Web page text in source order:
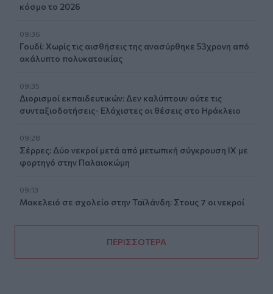
κόσμο το 2026
09:36
Γουδί: Χωρίς τις αισθήσεις της ανασύρθηκε 53χρονη από
ακάλυπτο πολυκατοικίας
09:35
Διορισμοί εκπαιδευτικών: Δεν καλύπτουν ούτε τις
συνταξιοδοτήσεις- Ελάχιστες οι θέσεις στο Ηράκλειο
09:28
Σέρρες: Δύο νεκροί μετά από μετωπική σύγκρουση ΙΧ με
φορτηγό στην Παλαιοκώμη
09:13
Μακελειό σε σχολείο στην Ταϊλάνδη: Στους 7 οι νεκροί
ΠΕΡΙΣΣΟΤΕΡΑ